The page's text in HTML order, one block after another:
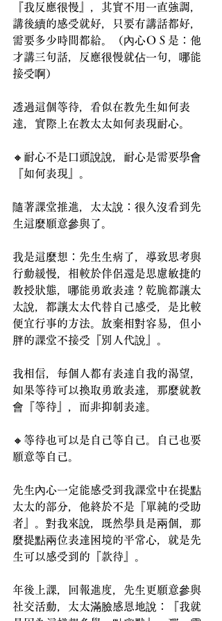
『我反應很慢』，其實不用一直強調，
講後續的感受就好，只要有講話都好，
需要多少時間都給。（內心ＯＳ是：他
才講三句話，反應很慢就佔一句，哪能
接受啊）
透過這個等待，看似在教先生如何表
達，實際上在教太太如何表現耐心。
🔸耐心不是口頭說說，耐心是需要學會
『如何表現』。
隨著課堂推進，太太說：很久沒看到先
生這麼願意參與了。
我是這麼想：先生生病了，導致思考與
行動緩慢，相較於伴侶還是思慮敏捷的
教授狀態，哪能勇敢表達？乾脆都讓太
太說，都讓太太代替自己感受，是比較
便宜行事的方法。放棄相對容易，但小
胖的課堂不接受『別人代說』。
我相信，每個人都有表達自我的渴望，
如果等待可以換取勇敢表達，那麼就教
會『等待』，而非抑制表達。
🔸等待也可以是自己等自己。自己也要
願意等自己。
先生內心一定能感受到我課堂中在提點
太太的部分，他終於不是『單純的受助
者』。對我來說，既然學員是兩個，那
麼提點兩位表達困境的平常心，就是先
生可以感受到的『款待』。
年後上課，回報進度，先生更願意參與
社交活動，太太滿臉感恩地說：『我就